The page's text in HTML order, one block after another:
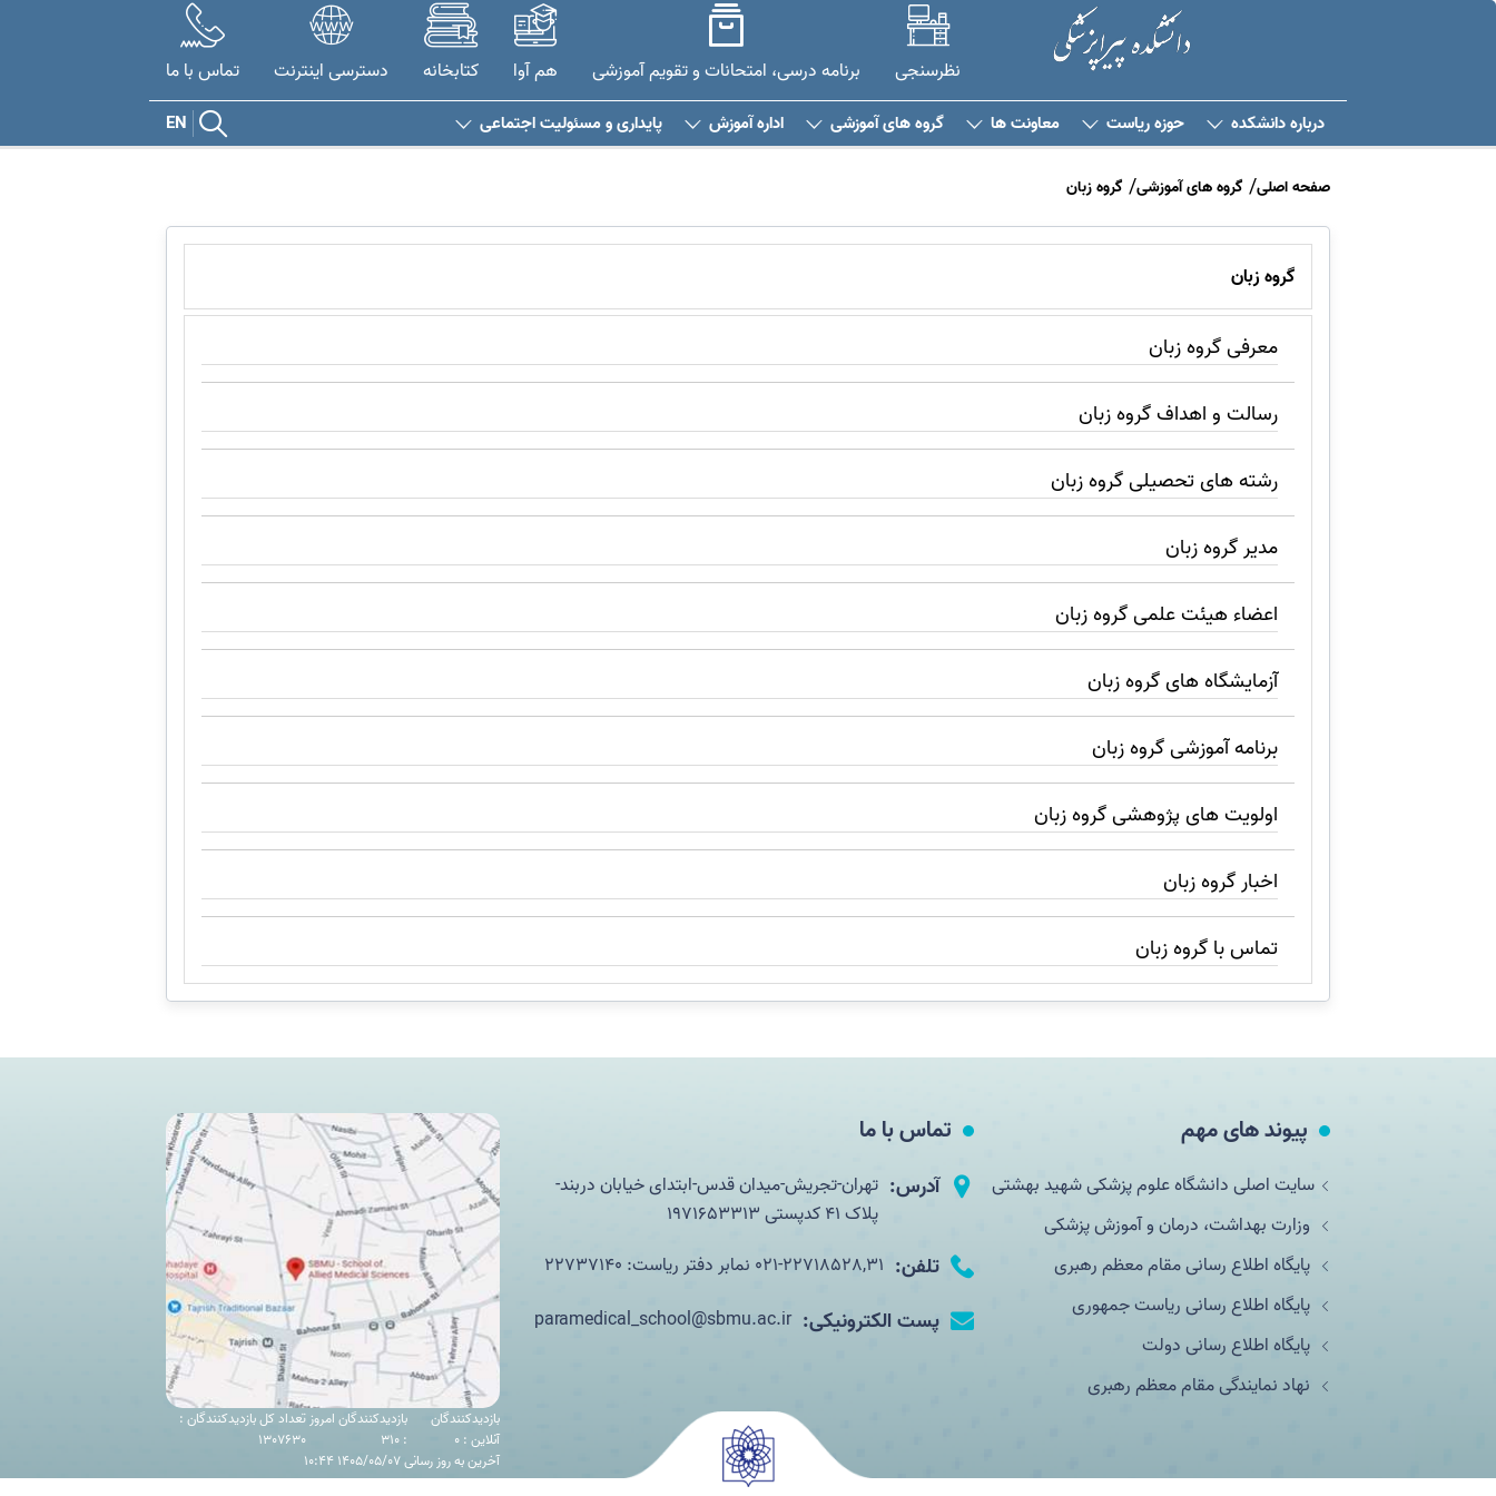
نظرسنجی برنامه درسی، امتحانات و تقویم آموزشی هم آوا کتابخانه دسترسی اینترنت تماس با ما
درباره دانشکده حوزه ریاست معاونت ها گروه های آموزشی اداره آموزش پایداری و مسئولیت اجتماعی EN
صفحه اصلی گروه های آموزشی گروه زبان
گروه زبان
معرفی گروه زبان
رسالت و اهداف گروه زبان
رشته های تحصیلی گروه زبان
مدیر گروه زبان
اعضاء هیئت علمی گروه زبان
آزمایشگاه های گروه زبان
برنامه آموزشی گروه زبان
اولویت های پژوهشی گروه زبان
اخبار گروه زبان
تماس با گروه زبان
پیوند های مهم
سایت اصلی دانشگاه علوم پزشکی شهید بهشتی
وزارت بهداشت، درمان و آموزش پزشکی
پایگاه اطلاع رسانی مقام معظم رهبری
پایگاه اطلاع رسانی ریاست جمهوری
پایگاه اطلاع رسانی دولت
نهاد نمایندگی مقام معظم رهبری
تماس با ما
آدرس: تهران-تجریش-میدان قدس-ابتدای خیابان دربند-
پلاک 41 کدپستی 1971653313
تلفن: 021-22718528,31 نمابر دفتر ریاست: 22737140
پست الکترونیکی: paramedical_school@sbmu.ac.ir
بازدیدکنندگان
آنلاین : 0
بازدیدکنندگان امروز
: 310
تعداد کل بازدیدکنندگان :
1307630
آخرین به روز رسانی 1405/05/07 10:44